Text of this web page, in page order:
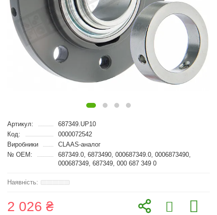
Артикул:
687349.UP10
Код:
0000072542
Виробники
CLAAS-аналог
№ OEM:
687349.0, 6873490, 000687349.0, 0006873490,
000687349, 687349, 000 687 349 0
2 026 ₴